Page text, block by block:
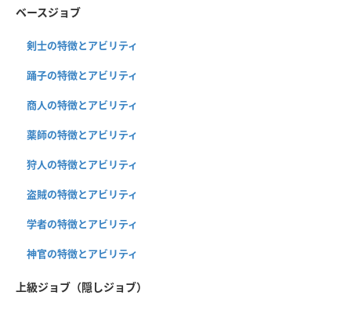
ベースジョブ
剣士の特徴とアビリティ
踊子の特徴とアビリティ
商人の特徴とアビリティ
薬師の特徴とアビリティ
狩人の特徴とアビリティ
盗賊の特徴とアビリティ
学者の特徴とアビリティ
神官の特徴とアビリティ
上級ジョブ（隠しジョブ）